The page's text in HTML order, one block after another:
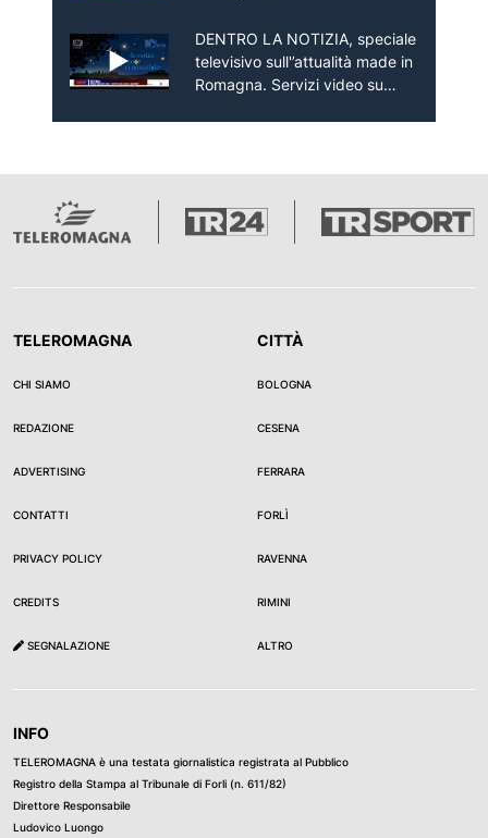
eventi ma anche promozione
del territorio e delle sue
imprese.
DENTRO LA NOTIZIA, speciale
televisivo sull'’attualità made in
Romagna. Servizi video su
imprese.
TELEROMAGNA
CHI SIAMO
REDAZIONE
ADVERTISING
CONTATTI
PRIVACY POLICY
CREDITS
SEGNALAZIONE
CITTÀ
BOLOGNA
CESENA
FERRARA
FORLÌ
RAVENNA
RIMINI
ALTRO
INFO
TELEROMAGNA è una testata giornalistica registrata al Pubblico
Registro della Stampa al Tribunale di Forli (n. 611/82)
Direttore Responsabile
Ludovico Luongo